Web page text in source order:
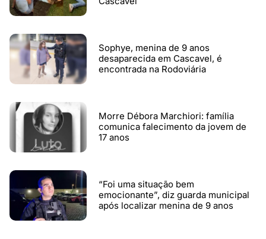
Sophye, menina de 9 anos
desaparecida em Cascavel, é
encontrada na Rodoviária
Morre Débora Marchiori: família
comunica falecimento da jovem de
17 anos
“Foi uma situação bem
emocionante”, diz guarda municipal
após localizar menina de 9 anos